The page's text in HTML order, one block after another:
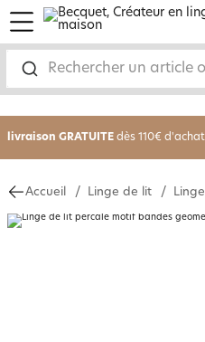
Rechercher un article
menu
achetés
Accueil Linge de lit